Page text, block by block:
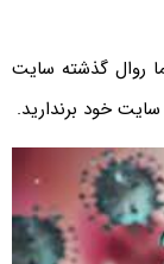
روال گذشته سایت
خود برندارید.